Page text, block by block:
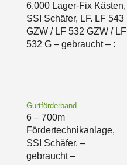
6.000 Lager-Fix Kästen,
SSI Schäfer, LF. LF 543
GZW / LF 532 GZW / LF
532 G – gebraucht – :
Gurtförderband
6 – 700m
Fördertechnikanlage,
SSI Schäfer, –
gebraucht –